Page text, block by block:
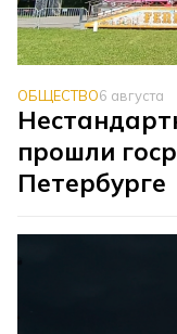
ОБЩЕСТВО6 августа
прошли
Петербурге